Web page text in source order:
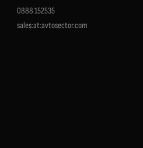
0888 152535
sales:at:avtosector.com